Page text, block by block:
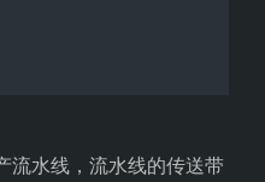
流水线，流水线的传送带